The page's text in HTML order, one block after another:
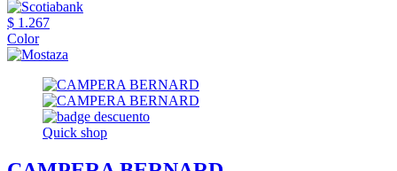
$ 1.267
Color
Quick shop